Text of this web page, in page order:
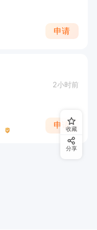
申请
2小时前
申请收藏
分享